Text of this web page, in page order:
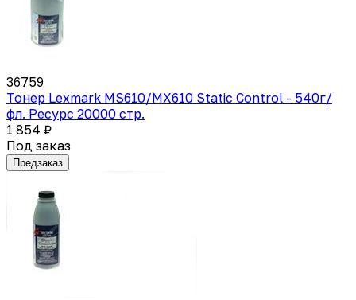
36759
Тонер Lexmark MS610/MX610 Static Control - 540г/
фл. Ресурс 20000 стр.
1 854 ₽
Под заказ
Предзаказ